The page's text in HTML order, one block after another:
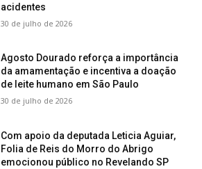
acidentes
30 de julho de 2026
Agosto Dourado reforça a importância
da amamentação e incentiva a doação
de leite humano em São Paulo
30 de julho de 2026
Com apoio da deputada Leticia Aguiar,
Folia de Reis do Morro do Abrigo
emocionou público no Revelando SP